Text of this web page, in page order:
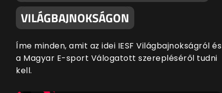
VILÁGBAJNOKSÁGON
Íme minden, amit az idei IESF Világbajnokságról és
a Magyar E-sport Válogatott szerepléséről tudni
kell.